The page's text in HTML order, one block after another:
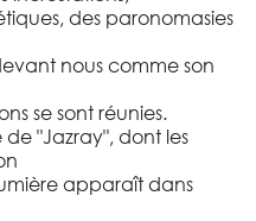
des paronomasies
nous comme son
se sont réunies.
"Jazray", dont les
apparaît dans